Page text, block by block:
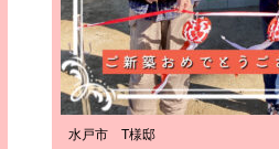
水戸市 T様邸